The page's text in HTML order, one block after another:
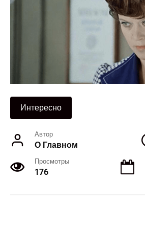
Интересно
Автор
О Главном
Просмотры
176